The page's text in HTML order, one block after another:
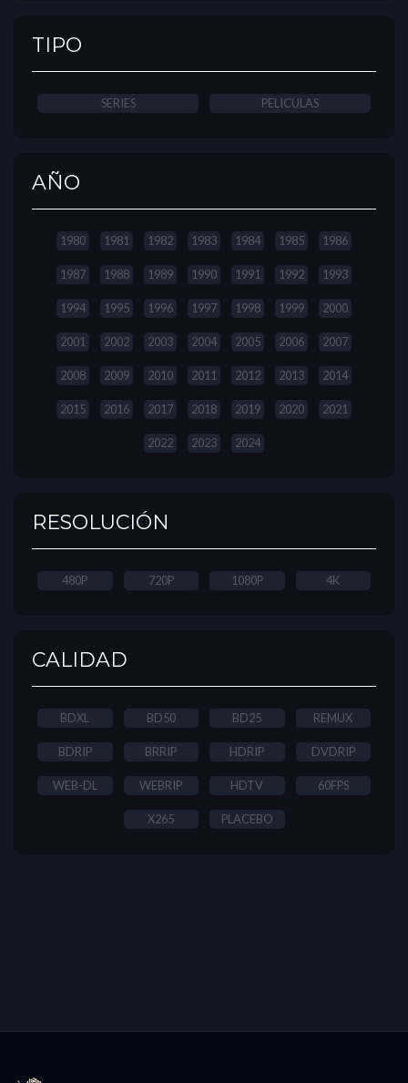
TIPO
SERIES PELICULAS
AÑO
1980 1981 1982 1983 1984 1985 1986
1987 1988 1989 1990 1991 1992 1993
1994 1995 1996 1997 1998 1999 2000
2001 2002 2003 2004 2005 2006 2007
2008 2009 2010 2011 2012 2013 2014
2015 2016 2017 2018 2019 2020 2021
2022 2023 2024
RESOLUCIÓN
480P 720P 1080P 4K
CALIDAD
BDXL BD50 BD25 REMUX
BDRIP BRRIP HDRIP DVDRIP
WEB-DL WEBRIP HDTV 60FPS
X265 PLACEBO